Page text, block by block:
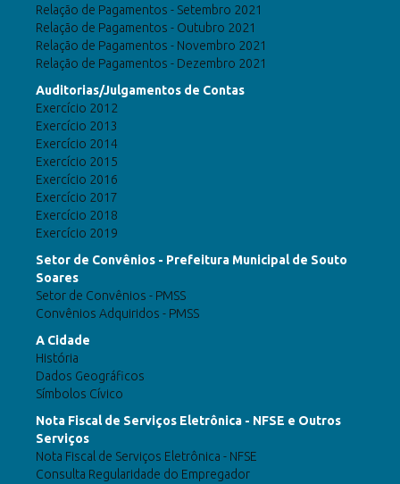
Relação de Pagamentos - Setembro 2021
Relação de Pagamentos - Outubro 2021
Relação de Pagamentos - Novembro 2021
Relação de Pagamentos - Dezembro 2021
Auditorias/Julgamentos de Contas
Exercício 2012
Exercício 2013
Exercício 2014
Exercício 2015
Exercício 2016
Exercício 2017
Exercício 2018
Exercício 2019
Setor de Convênios - Prefeitura Municipal de Souto
Soares
Setor de Convênios - PMSS
Convênios Adquiridos - PMSS
A Cidade
História
Dados Geográficos
Símbolos Cívico
Nota Fiscal de Serviços Eletrônica - NFSE e Outros
Serviços
Nota Fiscal de Serviços Eletrônica - NFSE
Consulta Regularidade do Empregador